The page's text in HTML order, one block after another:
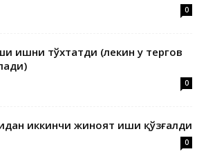
0
ишни тўхтатди (лекин у тергов
0
иккинчи жиноят иши қўзғалди
0